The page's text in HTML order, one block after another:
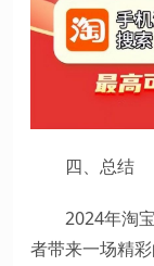
四、总结
2024年淘
者带来一场精